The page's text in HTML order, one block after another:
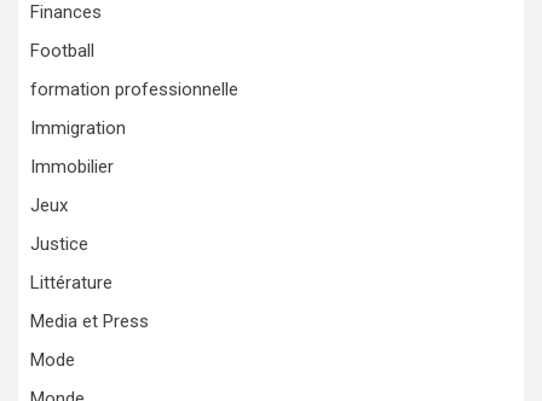
Finances
Football
formation professionnelle
Immigration
Immobilier
Jeux
Justice
Littérature
Media et Press
Mode